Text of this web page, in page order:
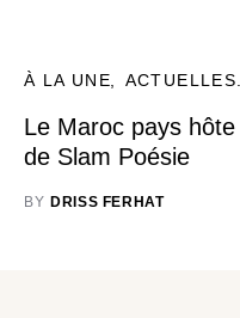
À LA UNE
Le Maroc pays hôte
de Slam Poésie
BY DRISS FERHAT